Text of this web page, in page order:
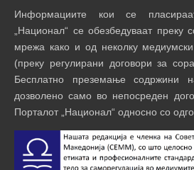
Информациите кои се
„Национал“ се обезбедуваат преку
мрежа како и од неколку
(преку регулирани договори за
Бесплатно преземање содржини
дозволено само во непосреден
Порталот „Национал“ односно со